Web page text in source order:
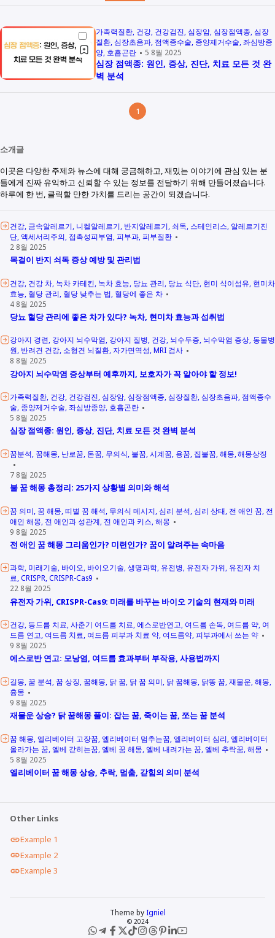
가족력질환 건강 건강검진 심장암 심장점액종 심장
질환 심장초음파 점액종수술 종양제거수술 좌심방종
양 호흡곤란 5 8월 2025
심장 점액종: 원인, 증상, 진단, 치료 모든 것 완
벽 분석
1
소개글
이곳은 다양한 주제와 뉴스에 대해 궁금해하고, 재밌는 이야기에 관심 있는 분
들에게 진짜 유익하고 신뢰할 수 있는 정보를 전달하기 위해 만들어졌습니다.
하루에 한 번, 클릭할 만한 가치를 드리는 공간이 되겠습니다.
건강 금속알레르기 니켈알레르기 반지알레르기 쇠독 스테인리스 알레르기진
단 액세서리주의 접촉성피부염 피부과 피부질환
2 8월 2025
목걸이 반지 쇠독 증상 예방 및 관리법
건강 건강 차 녹차 카테킨 녹차 효능 당뇨 관리 당뇨 식단 현미 식이섬유 현미차
효능 혈당 관리 혈당 낮추는 법 혈당에 좋은 차
4 8월 2025
당뇨 혈당 관리에 좋은 차가 있다? 녹차, 현미차 효능과 섭취법
강아지 경련 강아지 뇌수막염 강아지 질병 건강 뇌수두증 뇌수막염 증상 동물병
원 반려견 건강 소형견 뇌질환 자가면역성 MRI 검사
8 8월 2025
강아지 뇌수막염 증상부터 예후까지, 보호자가 꼭 알아야 할 정보!
가족력질환 건강 건강검진 심장암 심장점액종 심장질환 심장초음파 점액종수
술 종양제거수술 좌심방종양 호흡곤란
5 8월 2025
심장 점액종: 원인, 증상, 진단, 치료 모든 것 완벽 분석
꿈분석 꿈해몽 난로꿈 돈꿈 무의식 불꿈 시계꿈 용꿈 집불꿈 해몽 해몽상징
7 8월 2025
불 꿈 해몽 총정리: 25가지 상황별 의미와 해석
꿈 의미 꿈 해몽 띠별 꿈 해석 무의식 메시지 심리 분석 심리 상태 전 애인 꿈 전
애인 해몽 전 애인과 성관계 전 애인과 키스 해몽
9 8월 2025
전 애인 꿈 해몽 그리움인가? 미련인가? 꿈이 알려주는 속마음
과학 미래기술 바이오 바이오기술 생명과학 유전병 유전자 가위 유전자 치
료 CRISPR CRISPR-Cas9
22 8월 2025
유전자 가위, CRISPR-Cas9: 미래를 바꾸는 바이오 기술의 현재와 미래
건강 등드름 치료 사춘기 여드름 치료 에스로반연고 여드름 손독 여드름 약 여
드름 연고 여드름 치료 여드름 피부과 치료 약 여드름약 피부과에서 쓰는 약
9 8월 2025
에스로반 연고: 모낭염, 여드름 효과부터 부작용, 사용법까지
길몽 꿈 분석 꿈 상징 꿈해몽 닭 꿈 닭 꿈 의미 닭 꿈해몽 닭똥 꿈 재물운 해몽
흉몽
9 8월 2025
재물운 상승? 닭 꿈해몽 풀이: 잡는 꿈, 죽이는 꿈, 쪼는 꿈 분석
꿈 해몽 엘리베이터 고장꿈 엘리베이터 멈추는꿈 엘리베이터 심리 엘리베이터
올라가는 꿈 엘베 갇히는꿈 엘베 꿈 해몽 엘베 내려가는 꿈 엘베 추락꿈 해몽
5 8월 2025
엘리베이터 꿈 해몽 상승, 추락, 멈춤, 갇힘의 의미 분석
Other Links
Example 1
Example 2
Example 3
Theme by Igniel
© 2024